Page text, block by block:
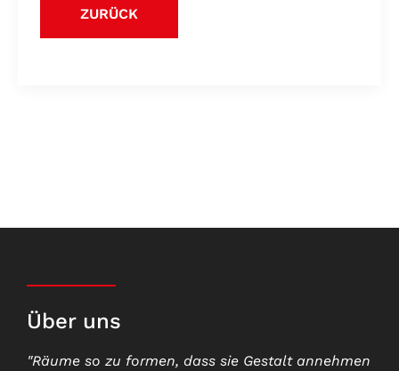
ZURÜCK
Über uns
"Räume so zu formen, dass sie Gestalt annehmen